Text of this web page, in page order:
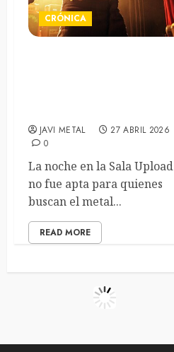
CRÓNICA
JAVI METAL
27 ABRIL 2026
0
La noche en la Sala Upload
no fue apta para quienes
buscan el metal...
READ MORE